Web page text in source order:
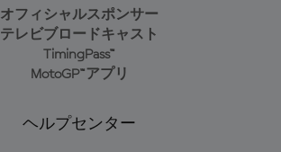
オフィシャルスポンサー
テレビブロードキャスト
TimingPass™
MotoGP™アプリ
ヘルプセンター